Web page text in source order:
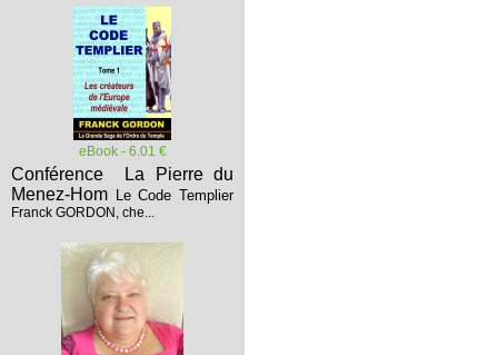
eBook - 6.01 €
Conférence La Pierre du
Menez-Hom Le Code Templier
Franck GORDON, che...